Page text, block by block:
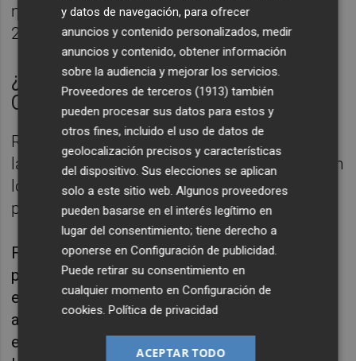
millones de euros, 8,9 millones de euros y
2,6 millones de euros.
¿Cuándo va activar las ayudas
Cantabria?
Respecto al retraso en las convocatorias de
las ayudas, Efe se ha puesto en contacto con
los diferentes responsables autonómicos
para conocer las razones de esta demora.
Fuentes del Govern han adelantado que la
próxima semana habrá novedades, dado que
el Instituto Catalán de la Energía (ICAEN)
aprobó el pasado jueves unas ayudas que, en
esta ocasión, serán de mayor volumen que
y datos de navegación, para ofrecer
anuncios y contenido personalizados, medir
anuncios y contenido, obtener información
sobre la audiencia y mejorar los servicios.
Proveedores de terceros (1913) también
pueden procesar sus datos para estos y
otros fines, incluido el uso de datos de
geolocalización precisos y características
del dispositivo. Sus elecciones se aplican
solo a este sitio web. Algunos proveedores
pueden basarse en el interés legítimo en
lugar del consentimiento; tiene derecho a
oponerse enConfiguración de publicidad
Puede retirar su consentimiento en
cualquier momento enConfiguración de
cookies .Política de privacidad
ACEPTAR TODO